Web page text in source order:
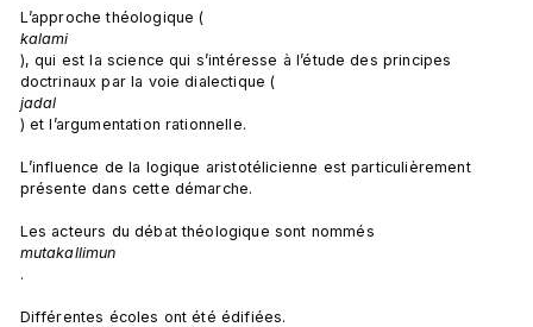
L’approche théologique (
kalami
), qui est la science qui s’intéresse à l’étude des principes
doctrinaux par la voie dialectique (
jadal
) et l’argumentation rationnelle.
L’influence de la logique aristotélicienne est particulièrement
présente dans cette démarche.
Les acteurs du débat théologique sont nommés
mutakallimun
.
Différentes écoles ont été édifiées.